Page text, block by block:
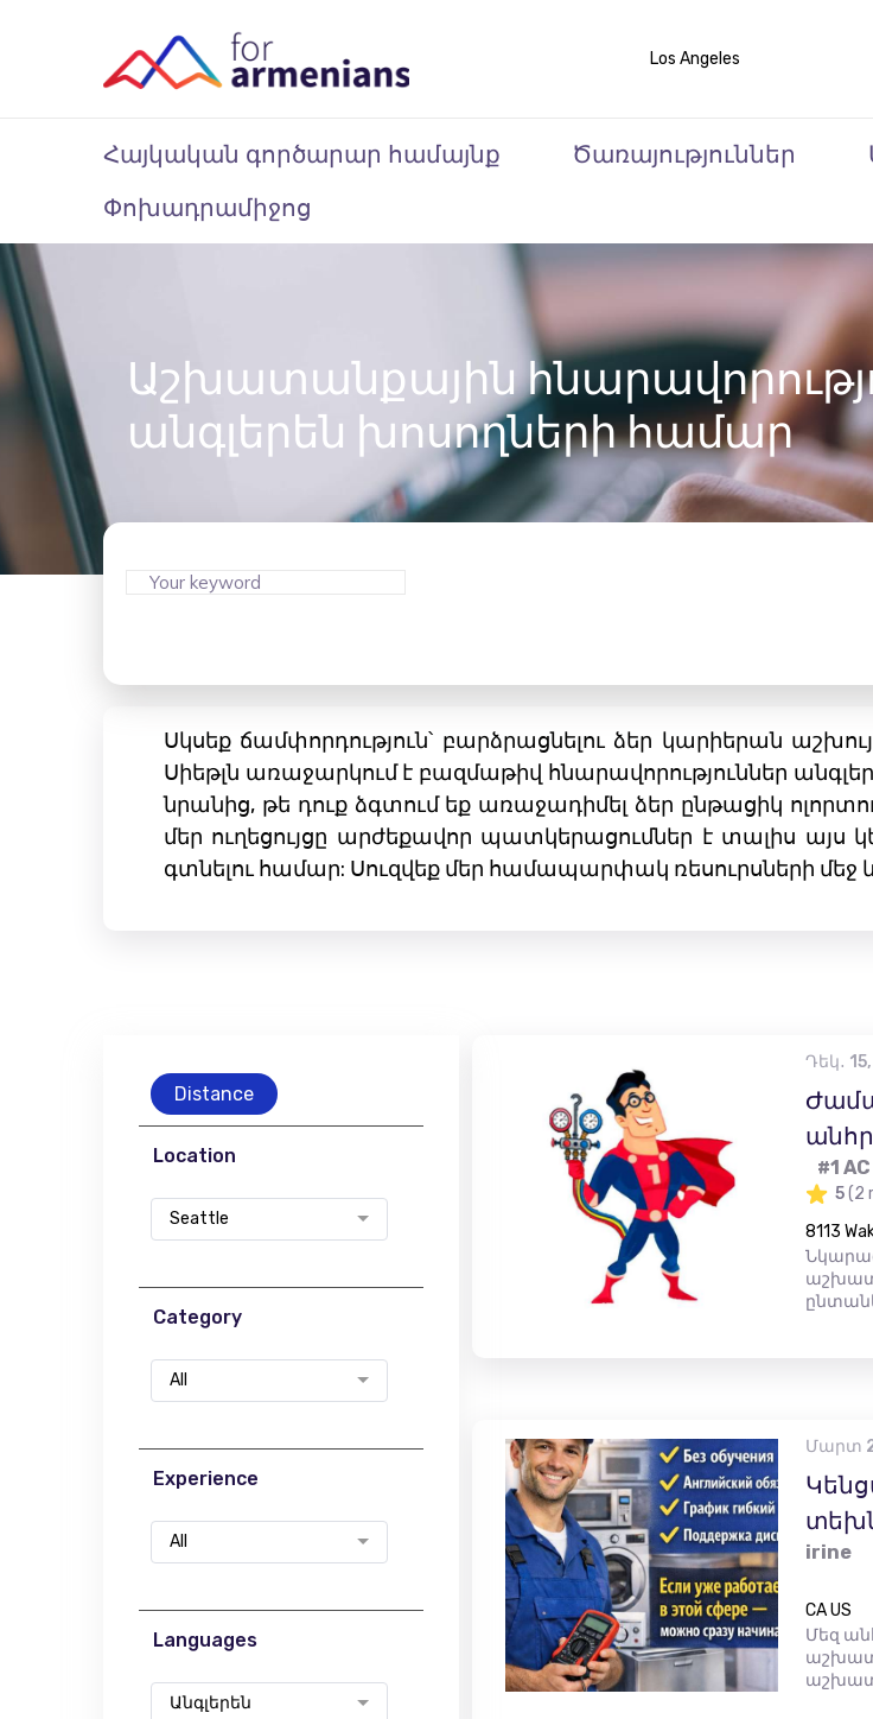
Los Angeles
Հայկական գործարար համայնք Ծառայություններ
Փոխադրամիջոց
Աշխատանքային
անգլերեն խոսողների համար
Սկսեք ճամփորդություն՝ բարձրացնելու ձեր կարիերան
Սիեթլն առաջարկում է բազմաթիվ հնարավորություններ
նրանից, թե դուք ձգտում եք առաջադիմել ձեր ընթացիկ
մեր ուղեցույցը արժեքավոր պատկերացումներ է տալիս
գտնելու համար: Սուզվեք մեր համապարփակ ռեսուրսների մեջ
Distance
Location
Seattle
Category
All
Experience
All
Languages
Անգլերեն
Դեկ․
#1
5(2
8113
Մարտ
irine
CA US
Մեզ